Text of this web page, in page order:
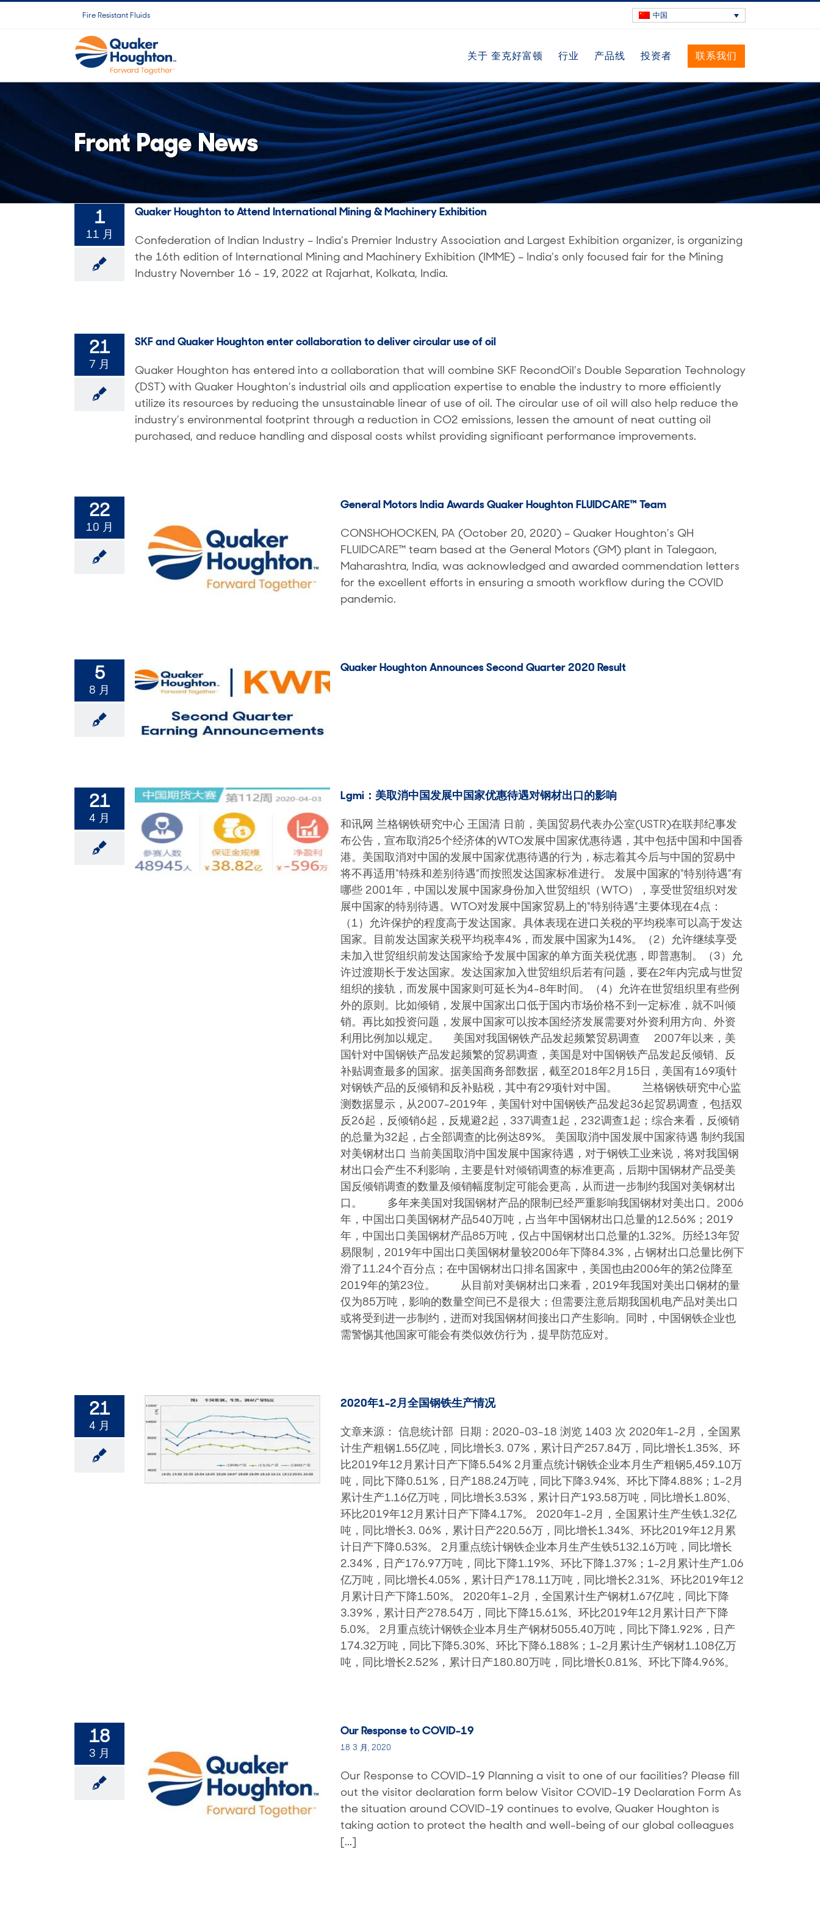
Fire Resistant Fluids 中国
关于 奎克好富顿 行业 产品线 投资者 联系我们
Front Page News
1
11 月
Quaker Houghton to Attend International Mining & Machinery Exhibition
Confederation of Indian Industry – India’s Premier Industry Association and Largest Exhibition organizer, is organizing
the 16th edition of International Mining and Machinery Exhibition (IMME) – India’s only focused fair for the Mining
Industry November 16 - 19, 2022 at Rajarhat, Kolkata, India.
21
7 月
SKF and Quaker Houghton enter collaboration to deliver circular use of oil
Quaker Houghton has entered into a collaboration that will combine SKF RecondOil’s Double Separation Technology
(DST) with Quaker Houghton’s industrial oils and application expertise to enable the industry to more efficiently
utilize its resources by reducing the unsustainable linear of use of oil. The circular use of oil will also help reduce the
industry’s environmental footprint through a reduction in CO2 emissions, lessen the amount of neat cutting oil
purchased, and reduce handling and disposal costs whilst providing significant performance improvements.
22
10 月
General Motors India Awards Quaker Houghton FLUIDCARE™ Team
CONSHOHOCKEN, PA (October 20, 2020) – Quaker Houghton’s QH
FLUIDCARE™ team based at the General Motors (GM) plant in Talegaon,
Maharashtra, India, was acknowledged and awarded commendation letters
for the excellent efforts in ensuring a smooth workflow during the COVID
pandemic.
5
8 月
Quaker Houghton Announces Second Quarter 2020 Result
21
4 月
Lgmi：美取消中国发展中国家优惠待遇对钢材出口的影响
和讯网 兰格钢铁研究中心 王国清 日前，美国贸易代表办公室(USTR)在联邦纪事发
布公告，宣布取消25个经济体的WTO发展中国家优惠待遇，其中包括中国和中国香
港。美国取消对中国的发展中国家优惠待遇的行为，标志着其今后与中国的贸易中
将不再适用“特殊和差别待遇”而按照发达国家标准进行。 发展中国家的“特别待遇”有
哪些 2001年，中国以发展中国家身份加入世贸组织（WTO），享受世贸组织对发
展中国家的特别待遇。WTO对发展中国家贸易上的“特别待遇”主要体现在4点：
（1）允许保护的程度高于发达国家。具体表现在进口关税的平均税率可以高于发达
国家。目前发达国家关税平均税率4%，而发展中国家为14%。（2）允许继续享受
未加入世贸组织前发达国家给予发展中国家的单方面关税优惠，即普惠制。（3）允
许过渡期长于发达国家。发达国家加入世贸组织后若有问题，要在2年内完成与世贸
组织的接轨，而发展中国家则可延长为4-8年时间。（4）允许在世贸组织里有些例
外的原则。比如倾销，发展中国家出口低于国内市场价格不到一定标准，就不叫倾
销。再比如投资问题，发展中国家可以按本国经济发展需要对外资利用方向、外资
利用比例加以规定。 美国对我国钢铁产品发起频繁贸易调查 2007年以来，美
国针对中国钢铁产品发起频繁的贸易调查，美国是对中国钢铁产品发起反倾销、反
补贴调查最多的国家。据美国商务部数据，截至2018年2月15日，美国有169项针
对钢铁产品的反倾销和反补贴税，其中有29项针对中国。 兰格钢铁研究中心监
测数据显示，从2007-2019年，美国针对中国钢铁产品发起36起贸易调查，包括双
反26起，反倾销6起，反规避2起，337调查1起，232调查1起；综合来看，反倾销
的总量为32起，占全部调查的比例达89%。 美国取消中国发展中国家待遇 制约我国
对美钢材出口 当前美国取消中国发展中国家待遇，对于钢铁工业来说，将对我国钢
材出口会产生不利影响，主要是针对倾销调查的标准更高，后期中国钢材产品受美
国反倾销调查的数量及倾销幅度制定可能会更高，从而进一步制约我国对美钢材出
口。 多年来美国对我国钢材产品的限制已经严重影响我国钢材对美出口。2006
年，中国出口美国钢材产品540万吨，占当年中国钢材出口总量的12.56%；2019
年，中国出口美国钢材产品85万吨，仅占中国钢材出口总量的1.32%。历经13年贸
易限制，2019年中国出口美国钢材量较2006年下降84.3%，占钢材出口总量比例下
滑了11.24个百分点；在中国钢材出口排名国家中，美国也由2006年的第2位降至
2019年的第23位。 从目前对美钢材出口来看，2019年我国对美出口钢材的量
仅为85万吨，影响的数量空间已不是很大；但需要注意后期我国机电产品对美出口
或将受到进一步制约，进而对我国钢材间接出口产生影响。同时，中国钢铁企业也
需警惕其他国家可能会有类似效仿行为，提早防范应对。
21
4 月
2020年1-2月全国钢铁生产情况
文章来源： 信息统计部 日期：2020-03-18 浏览 1403 次 2020年1-2月，全国累
计生产粗钢1.55亿吨，同比增长3. 07%，累计日产257.84万，同比增长1.35%、环
比2019年12月累计日产下降5.54% 2月重点统计钢铁企业本月生产粗钢5,459.10万
吨，同比下降0.51%，日产188.24万吨，同比下降3.94%、环比下降4.88%；1-2月
累计生产1.16亿万吨，同比增长3.53%，累计日产193.58万吨，同比增长1.80%、
环比2019年12月累计日产下降4.17%。 2020年1-2月，全国累计生产生铁1.32亿
吨，同比增长3. 06%，累计日产220.56万，同比增长1.34%、环比2019年12月累
计日产下降0.53%。 2月重点统计钢铁企业本月生产生铁5132.16万吨，同比增长
2.34%，日产176.97万吨，同比下降1.19%、环比下降1.37%；1-2月累计生产1.06
亿万吨，同比增长4.05%，累计日产178.11万吨，同比增长2.31%、环比2019年12
月累计日产下降1.50%。 2020年1-2月，全国累计生产钢材1.67亿吨，同比下降
3.39%，累计日产278.54万，同比下降15.61%、环比2019年12月累计日产下降
5.0%。 2月重点统计钢铁企业本月生产钢材5055.40万吨，同比下降1.92%，日产
174.32万吨，同比下降5.30%、环比下降6.188%；1-2月累计生产钢材1.108亿万
吨，同比增长2.52%，累计日产180.80万吨，同比增长0.81%、环比下降4.96%。
18
3 月
Our Response to COVID-19
18 3 月, 2020
Our Response to COVID-19 Planning a visit to one of our facilities? Please fill
out the visitor declaration form below Visitor COVID-19 Declaration Form As
the situation around COVID-19 continues to evolve, Quaker Houghton is
taking action to protect the health and well-being of our global colleagues
[...]